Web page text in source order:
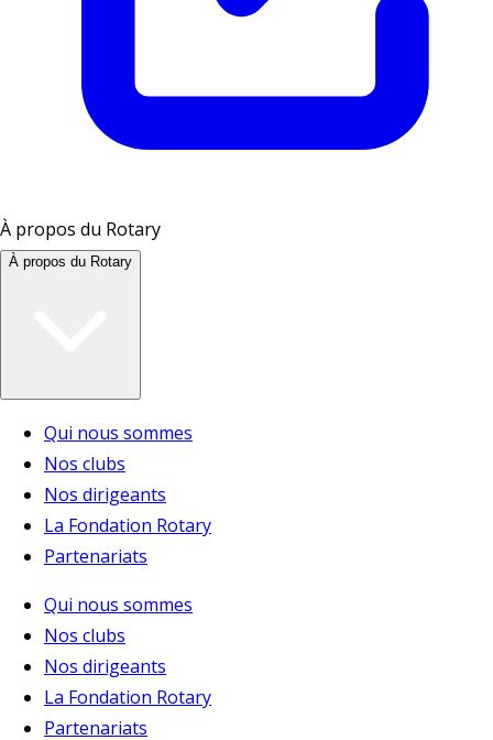
À propos du Rotary
À propos du Rotary
Qui nous sommes
Nos clubs
Nos dirigeants
La Fondation Rotary
Partenariats
Qui nous sommes
Nos clubs
Nos dirigeants
La Fondation Rotary
Partenariats